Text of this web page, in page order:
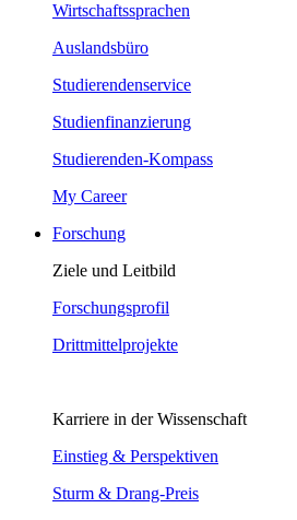
Wirtschaftssprachen
Auslandsbüro
Studierendenservice
Studienfinanzierung
Studierenden-Kompass
My Career
Forschung
Ziele und Leitbild
Forschungsprofil
Drittmittelprojekte
Karriere in der Wissenschaft
Einstieg & Perspektiven
Sturm & Drang-Preis